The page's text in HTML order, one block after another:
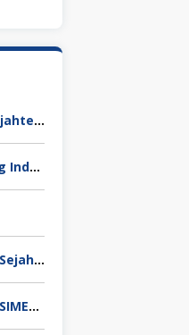
PT Garuda Daya Pratama Sejahtera
PT Panasonic Manufacturing Indonesia
PT Equalindo Makmur Alam Sejahtera (Equalindo Group)
PT Sinar Metrindo Perkasa (SIMETRI)